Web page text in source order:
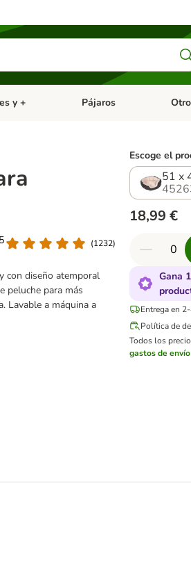
abierto: Antiparasitarios
y + Menú de categoria abierto:
Pájaros
(1232)
con diseño atemporal
peluche para más
Lavable a máquina a
Escoge el
51 x
18,99 €
Gana
Entrega en
Política de
Todos los
gastos de envío